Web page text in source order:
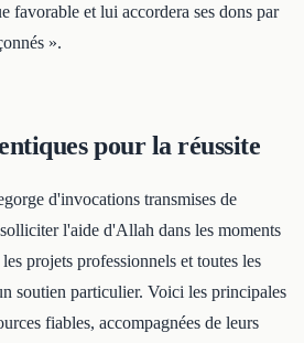
favorable et lui accordera ses dons par
».
pour la réussite
d'invocations transmises de
l'aide d'Allah dans les moments
projets professionnels et toutes les
soutien particulier. Voici les principales
fiables, accompagnées de leurs